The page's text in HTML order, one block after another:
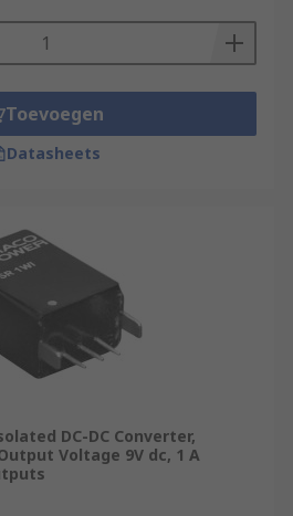
Toevoegen
Datasheets
DC-DC Converter,
Voltage 9V dc, 1 A